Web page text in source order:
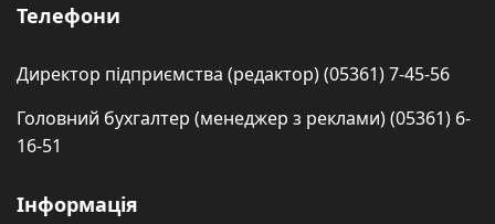
Телефони
Директор підприємства (редактор) (05361) 7-45-56
Головний бухгалтер (менеджер з реклами) (05361) 6-
16-51
Інформація